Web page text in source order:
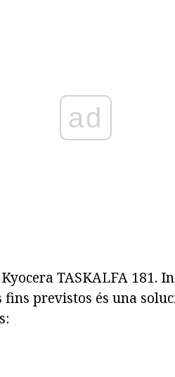
ad
TASKALFA 181.
previstos és una